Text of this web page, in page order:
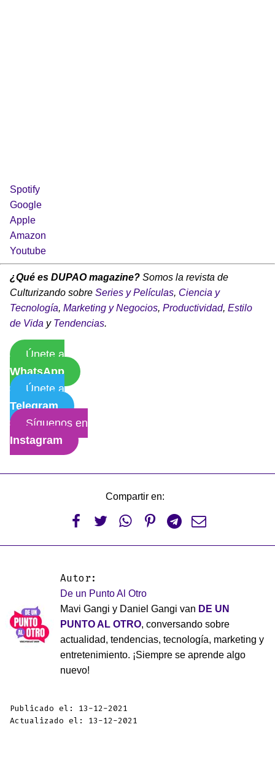
Spotify
Google
Apple
Amazon
Youtube
¿Qué es DUPAO magazine? Somos la revista de
Culturizando sobre Series y Películas, Ciencia y
Tecnología, Marketing y Negocios, Productividad, Estilo
de Vida y Tendencias.
Únete a
WhatsApp
Únete a
Telegram
Síguenos en
Instagram
Compartir en:
     
Autor:
De un Punto Al Otro
Mavi Gangi y Daniel Gangi van DE UN
PUNTO AL OTRO, conversando sobre
actualidad, tendencias, tecnología, marketing y
entretenimiento. ¡Siempre se aprende algo
nuevo!
Publicado el: 13-12-2021
Actualizado el: 13-12-2021